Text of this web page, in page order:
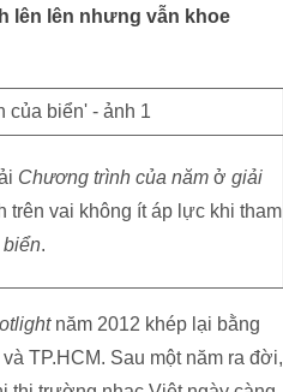
lên lên nhưng vẫn khoe
Chương trình của năm ở giải
trên vai không ít áp lực khi tham
biển.
năm 2012 khép lại bằng
TP.HCM. Sau một năm ra đời,